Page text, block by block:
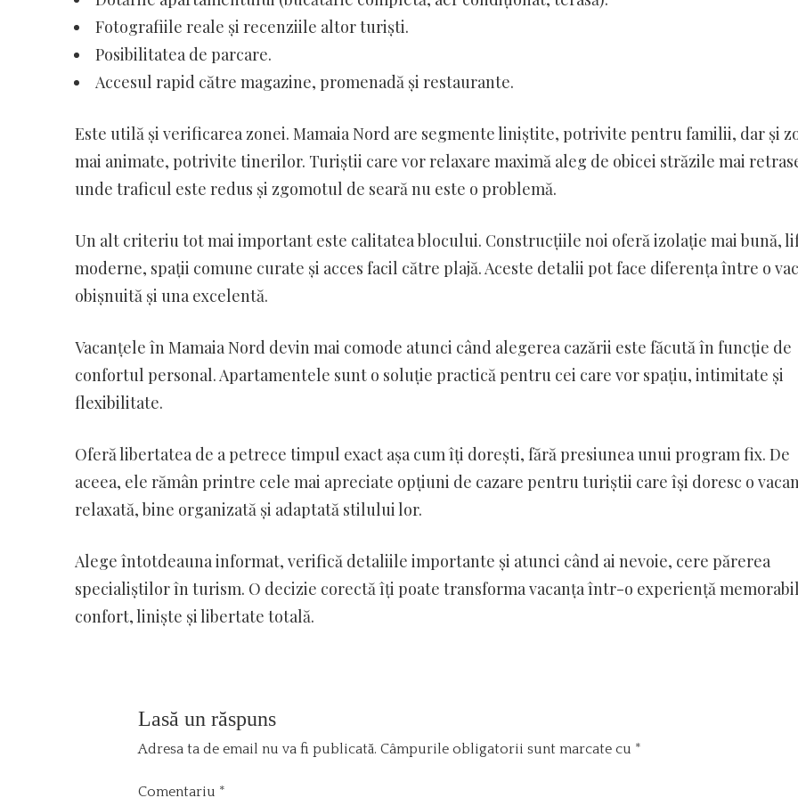
Fotografiile reale și recenziile altor turiști.
Posibilitatea de parcare.
Accesul rapid către magazine, promenadă și restaurante.
Este utilă și verificarea zonei. Mamaia Nord are segmente liniștite, potrivite pentru familii, dar și
mai animate, potrivite tinerilor. Turiștii care vor relaxare maximă aleg de obicei străzile mai
unde traficul este redus și zgomotul de seară nu este o problemă.
Un alt criteriu tot mai important este calitatea blocului. Construcțiile noi oferă izolație mai bună,
moderne, spații comune curate și acces facil către plajă. Aceste detalii pot face diferența între o
obișnuită și una excelentă.
Vacanțele în Mamaia Nord devin mai comode atunci când alegerea cazării este făcută în funcție de
confortul personal. Apartamentele sunt o soluție practică pentru cei care vor spațiu, intimitate și
flexibilitate.
Oferă libertatea de a petrece timpul exact așa cum îți dorești, fără presiunea unui program fix. De
aceea, ele rămân printre cele mai apreciate opțiuni de cazare pentru turiștii care își doresc o
relaxată, bine organizată și adaptată stilului lor.
Alege întotdeauna informat, verifică detaliile importante și atunci când ai nevoie, cere părerea
specialiștilor în turism. O decizie corectă îți poate transforma vacanța într-o experiență
confort, liniște și libertate totală.
Lasă un răspuns
Adresa ta de email nu va fi publicată. Câmpurile obligatorii sunt marcate cu *
Comentariu *